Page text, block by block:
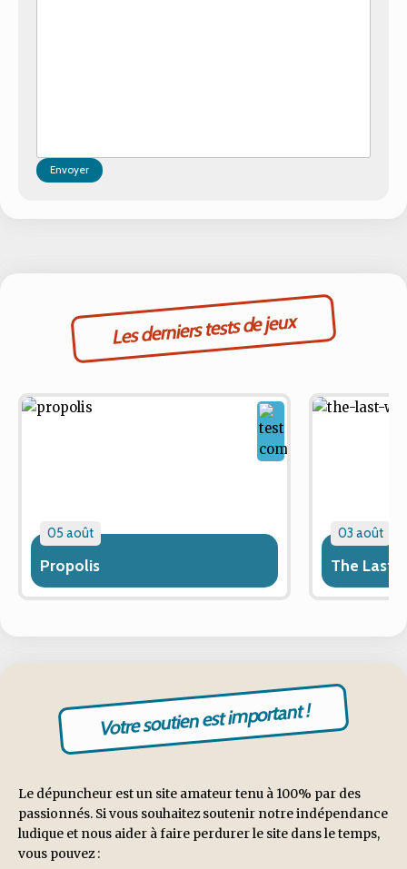
Envoyer
Les derniers tests de jeux
05 août
Propolis
03 août
The Last
Votre soutien est important !
Le dépuncheur est un site amateur tenu à 100% par des
passionnés. Si vous souhaitez soutenir notre indépendance
ludique et nous aider à faire perdurer le site dans le temps,
vous pouvez :